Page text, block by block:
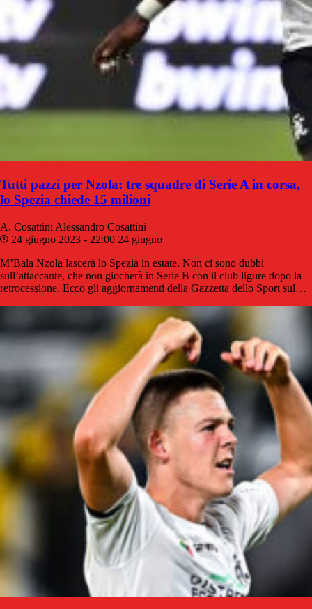
Tutti pazzi per Nzola: tre squadre di Serie A in corsa,
lo Spezia chiede 15 milioni
A. Cosattini Alessandro Cosattini
24 giugno 2023 - 22:00 24 giugno
M’Bala Nzola lascerà lo Spezia in estate. Non ci sono dubbi
sull’attaccante, che non giocherà in Serie B con il club ligure dopo la
retrocessione. Ecco gli aggiornamenti della Gazzetta dello Sport sul…